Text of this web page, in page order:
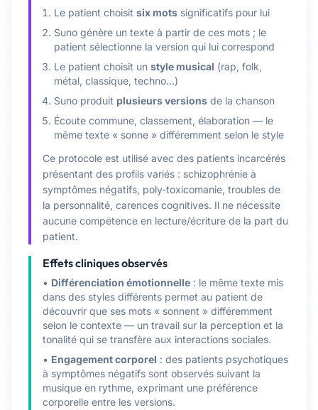
Le patient choisit six mots significatifs pour lui
Suno génère un texte à partir de ces mots ; le
patient sélectionne la version qui lui correspond
Le patient choisit un style musical (rap, folk,
métal, classique, techno…)
Suno produit plusieurs versions de la chanson
Écoute commune, classement, élaboration — le
même texte « sonne » différemment selon le style
Ce protocole est utilisé avec des patients incarcérés
présentant des profils variés : schizophrénie à
symptômes négatifs, poly-toxicomanie, troubles de
la personnalité, carences cognitives. Il ne nécessite
aucune compétence en lecture/écriture de la part du
patient.
Effets cliniques observés
• Différenciation émotionnelle : le même texte mis
dans des styles différents permet au patient de
découvrir que ses mots « sonnent » différemment
selon le contexte — un travail sur la perception et la
tonalité qui se transfère aux interactions sociales.
• Engagement corporel : des patients psychotiques
à symptômes négatifs sont observés suivant la
musique en rythme, exprimant une préférence
corporelle entre les versions.